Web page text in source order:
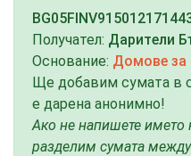
Получател: Дарители
Основание: Домове за
Ще добавим сумата в
е дарена анонимно!
Ако не напишете името
разделим сумата